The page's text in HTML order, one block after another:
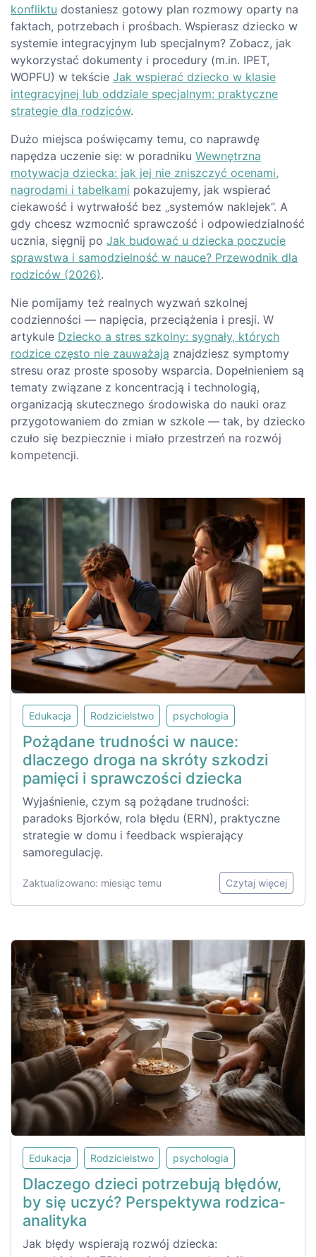
konfliktu dostaniesz gotowy plan rozmowy oparty na
faktach, potrzebach i prośbach. Wspierasz dziecko w
systemie integracyjnym lub specjalnym? Zobacz, jak
wykorzystać dokumenty i procedury (m.in. IPET,
WOPFU) w tekście Jak wspierać dziecko w klasie
integracyjnej lub oddziale specjalnym: praktyczne
strategie dla rodziców.
Dużo miejsca poświęcamy temu, co naprawdę
napędza uczenie się: w poradniku Wewnętrzna
motywacja dziecka: jak jej nie zniszczyć ocenami,
nagrodami i tabelkami pokazujemy, jak wspierać
ciekawość i wytrwałość bez „systemów naklejek”. A
gdy chcesz wzmocnić sprawczość i odpowiedzialność
ucznia, sięgnij po Jak budować u dziecka poczucie
sprawstwa i samodzielność w nauce? Przewodnik dla
rodziców (2026).
Nie pomijamy też realnych wyzwań szkolnej
codzienności — napięcia, przeciążenia i presji. W
artykule Dziecko a stres szkolny: sygnały, których
rodzice często nie zauważają znajdziesz symptomy
stresu oraz proste sposoby wsparcia. Dopełnieniem są
tematy związane z koncentracją i technologią,
organizacją skutecznego środowiska do nauki oraz
przygotowaniem do zmian w szkole — tak, by dziecko
czuło się bezpiecznie i miało przestrzeń na rozwój
kompetencji.
Edukacja Rodzicielstwo psychologia
Pożądane trudności w nauce:
dlaczego droga na skróty szkodzi
pamięci i sprawczości dziecka
Wyjaśnienie, czym są pożądane trudności:
paradoks Bjorków, rola błędu (ERN), praktyczne
strategie w domu i feedback wspierający
samoregulację.
Zaktualizowano: miesiąc temu Czytaj więcej
Edukacja Rodzicielstwo psychologia
Dlaczego dzieci potrzebują błędów,
by się uczyć? Perspektywa rodzica-
analityka
Jak błędy wspierają rozwój dziecka: